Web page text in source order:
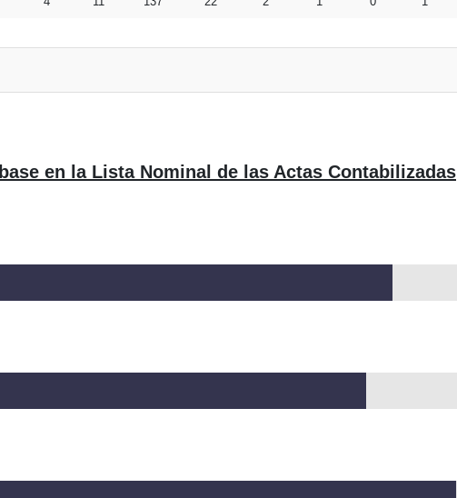
en la Lista Nominal de las Actas Contabilizadas